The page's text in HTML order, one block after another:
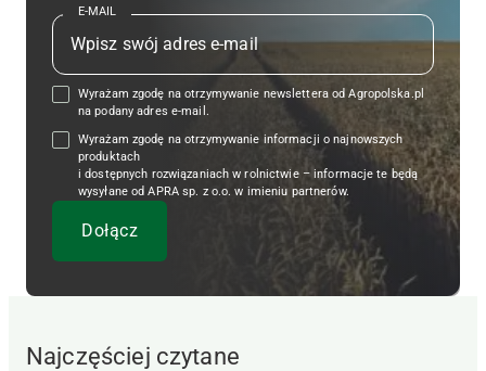
E-MAIL
Wyrażam zgodę na otrzymywanie newslettera od Agropolska.pl
na podany adres e-mail.
Wyrażam zgodę na otrzymywanie informacji o najnowszych
produktach
i dostępnych rozwiązaniach w rolnictwie – informacje te będą
wysyłane od APRA sp. z o.o. w imieniu partnerów.
Najczęściej czytane